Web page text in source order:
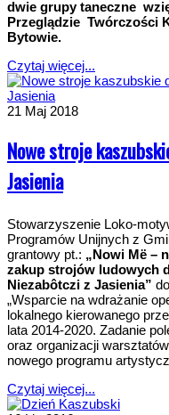
dwie grupy taneczne
Przeglądzie Twórczości
Bytowie.
Czytaj więcej...
21 Maj 2018
Nowe stroje
Jasienia
Stowarzyszenie Loko-
Programów Unijnych z
grantowy pt.: „Nowi Më –
zakup strojów ludowych
Niezabôtczi z Jasienia”
„Wsparcie na wdrażanie
lokalnego kierowanego
lata 2014-2020. Zadanie
oraz organizacji
nowego programu
Czytaj więcej...